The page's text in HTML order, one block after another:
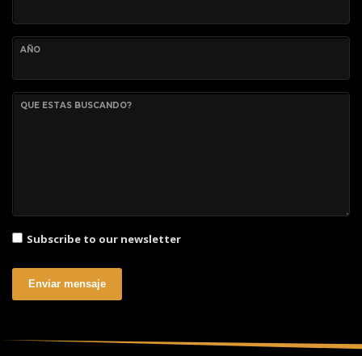
AÑO
QUE ESTAS BUSCANDO?
Subscribe to our newsletter
Enviar mensaje